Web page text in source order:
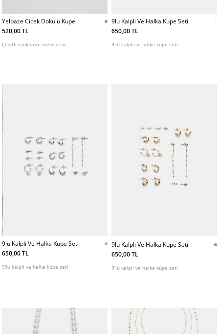
Yelpaze Cicek Dokulu Kupe
520,00 TL
Çeşitli renklerde mevcuttur.
9lu Kalpli Ve Halka Kupe Seti
650,00 TL
9'lu kalpli ve halka küpe seti
9lu Kalpli Ve Halka Kupe Seti
650,00 TL
9'lu kalpli ve halka küpe seti
9lu Kalpli Ve Halka Kupe Seti
650,00 TL
9'lu kalpli ve halka küpe seti